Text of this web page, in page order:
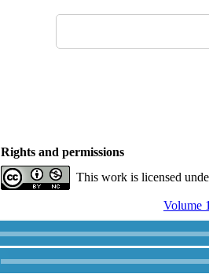
Rights and permissions
This work is licensed
Volume